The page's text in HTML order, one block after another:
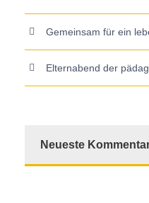
Gemeinsam für ein
Elternabend der
Neueste